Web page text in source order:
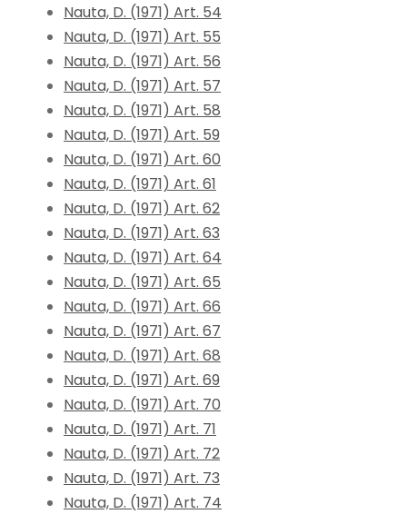
Nauta, D. (1971) Art. 54
Nauta, D. (1971) Art. 55
Nauta, D. (1971) Art. 56
Nauta, D. (1971) Art. 57
Nauta, D. (1971) Art. 58
Nauta, D. (1971) Art. 59
Nauta, D. (1971) Art. 60
Nauta, D. (1971) Art. 61
Nauta, D. (1971) Art. 62
Nauta, D. (1971) Art. 63
Nauta, D. (1971) Art. 64
Nauta, D. (1971) Art. 65
Nauta, D. (1971) Art. 66
Nauta, D. (1971) Art. 67
Nauta, D. (1971) Art. 68
Nauta, D. (1971) Art. 69
Nauta, D. (1971) Art. 70
Nauta, D. (1971) Art. 71
Nauta, D. (1971) Art. 72
Nauta, D. (1971) Art. 73
Nauta, D. (1971) Art. 74